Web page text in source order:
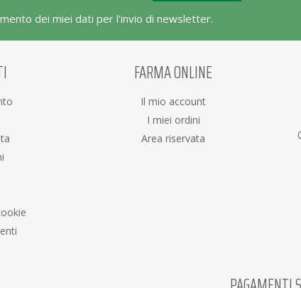
dei miei dati per l'invio di newsletter.
FARMA ONLINE
Il mio account
I miei ordini
Area riservata